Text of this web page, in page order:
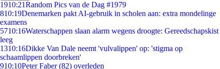
1910:21Random Pics van de Dag #1979
810:19Denemarken pakt AI-gebruik in scholen aan: extra mondelinge
examens
5710:16Waterschappen slaan alarm wegens droogte: Gereedschapskist
leeg
1310:16Dikke Van Dale neemt 'vulvalippen' op: 'stigma op
schaamlippen doorbreken'
910:10Peter Faber (82) overleden